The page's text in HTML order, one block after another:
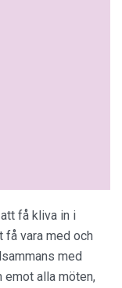
få kliva in i
få vara med och
med
emot alla möten,